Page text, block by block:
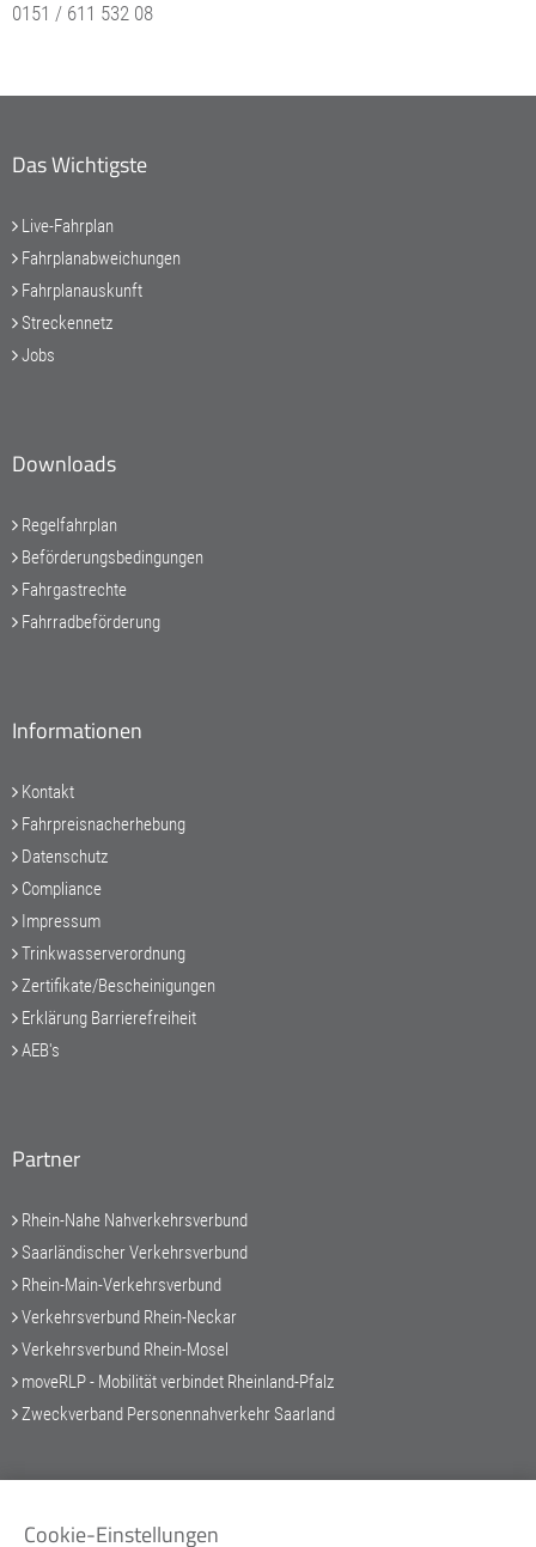
0151 / 611 532 08
Das Wichtigste
Live-Fahrplan
Fahrplanabweichungen
Fahrplanauskunft
Streckennetz
Jobs
Downloads
Regelfahrplan
Beförderungsbedingungen
Fahrgastrechte
Fahrradbeförderung
Informationen
Kontakt
Fahrpreisnacherhebung
Datenschutz
Compliance
Impressum
Trinkwasserverordnung
Zertifikate/Bescheinigungen
Erklärung Barrierefreiheit
AEB's
Partner
Rhein-Nahe Nahverkehrsverbund
Saarländischer Verkehrsverbund
Rhein-Main-Verkehrsverbund
Verkehrsverbund Rhein-Neckar
Verkehrsverbund Rhein-Mosel
moveRLP - Mobilität verbindet Rheinland-Pfalz
Zweckverband Personennahverkehr Saarland
Service-Hotline
Cookie-Einstellungen